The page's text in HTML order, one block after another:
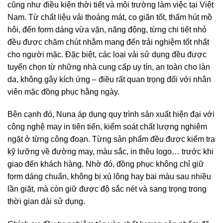
cũng như điều kiện thời tiết và môi trường làm việc tại Việt
Nam. Từ chất liệu vải thoáng mát, co giãn tốt, thấm hút mồ
hôi, đến form dáng vừa vặn, năng động, từng chi tiết nhỏ
đều được chăm chút nhằm mang đến trải nghiệm tốt nhất
cho người mặc. Đặc biệt, các loại vải sử dụng đều được
tuyển chọn từ những nhà cung cấp uy tín, an toàn cho làn
da, không gây kích ứng – điều rất quan trọng đối với nhân
viên mặc đồng phục hằng ngày.
Bên cạnh đó, Nuna áp dụng quy trình sản xuất hiện đại với
công nghệ may in tiên tiến, kiểm soát chất lượng nghiêm
ngặt ở từng công đoạn. Từng sản phẩm đều được kiểm tra
kỹ lưỡng về đường may, màu sắc, in thêu logo… trước khi
giao đến khách hàng. Nhờ đó, đồng phục không chỉ giữ
form dáng chuẩn, không bị xù lông hay bai màu sau nhiều
lần giặt, mà còn giữ được độ sắc nét và sang trọng trong
thời gian dài sử dụng.